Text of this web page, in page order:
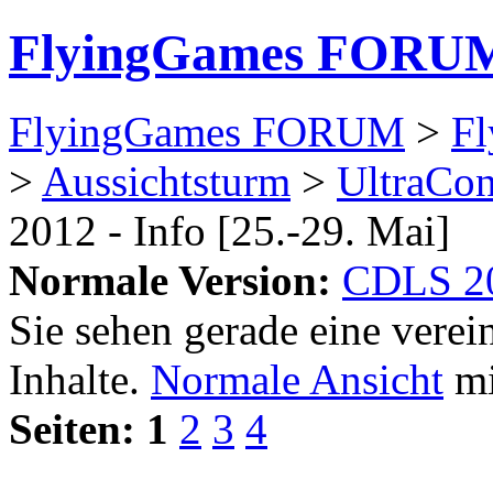
FlyingGames
FlyingGames FORUM >
> Aussichtsturm >
2012 - Info [25.-29. Mai]
Normale Version: CDLS
Sie sehen gerade eine
Inhalte. Normale Ansicht
Seiten: 1 2 3 4